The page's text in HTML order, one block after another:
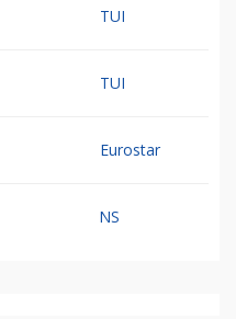
TUI
TUI
Eurostar
NS